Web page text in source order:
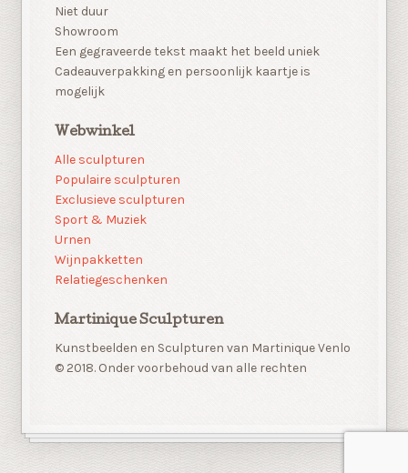
Niet duur
Showroom
Een gegraveerde tekst maakt het beeld uniek
Cadeauverpakking en persoonlijk kaartje is
mogelijk
Webwinkel
Alle sculpturen
Populaire sculpturen
Exclusieve sculpturen
Sport & Muziek
Urnen
Wijnpakketten
Relatiegeschenken
Martinique Sculpturen
Kunstbeelden en Sculpturen van Martinique Venlo
© 2018. Onder voorbehoud van alle rechten